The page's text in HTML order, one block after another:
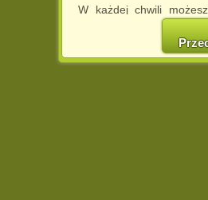
W każdej chwili
cookies w swojej
w naszej
http://chomikuj.pl/